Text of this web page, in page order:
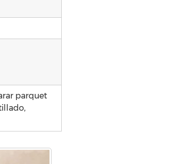
parquet